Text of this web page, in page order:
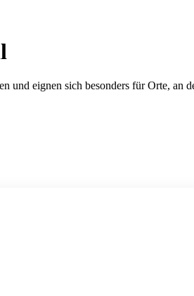
eignen sich besonders für Orte, an